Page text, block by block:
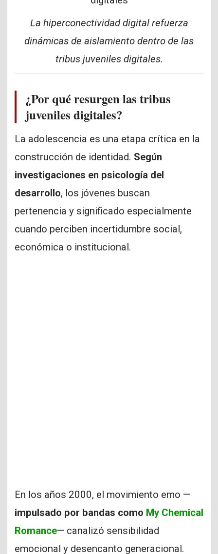
La hiperconectividad digital refuerza
dinámicas de aislamiento dentro de las
tribus juveniles digitales.
¿Por qué resurgen las tribus
juveniles digitales?
La adolescencia es una etapa crítica en la
construcción de identidad. Según
investigaciones en psicología del
desarrollo, los jóvenes buscan
pertenencia y significado especialmente
cuando perciben incertidumbre social,
económica o institucional.
En los años 2000, el movimiento emo —
impulsado por bandas como My Chemical
Romance— canalizó sensibilidad
emocional y desencanto generacional.